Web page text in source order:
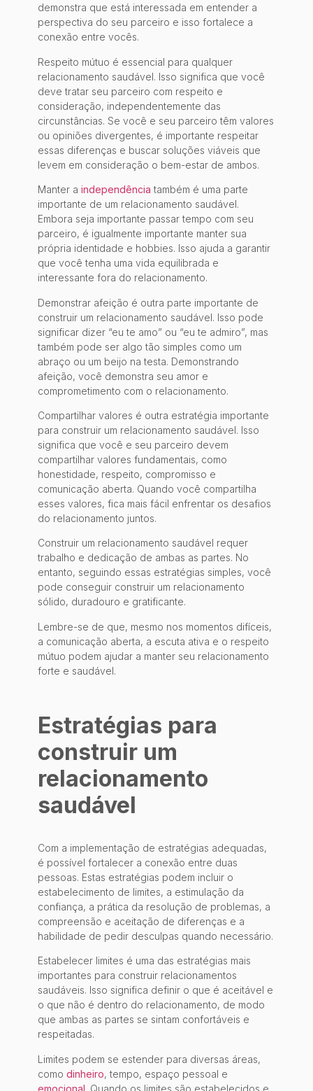
demonstra que está interessada em entender a
perspectiva do seu parceiro e isso fortalece a
conexão entre vocês.
Respeito mútuo é essencial para qualquer
relacionamento saudável. Isso significa que você
deve tratar seu parceiro com respeito e
consideração, independentemente das
circunstâncias. Se você e seu parceiro têm valores
ou opiniões divergentes, é importante respeitar
essas diferenças e buscar soluções viáveis que
levem em consideração o bem-estar de ambos.
Manter a independência também é uma parte
importante de um relacionamento saudável.
Embora seja importante passar tempo com seu
parceiro, é igualmente importante manter sua
própria identidade e hobbies. Isso ajuda a garantir
que você tenha uma vida equilibrada e
interessante fora do relacionamento.
Demonstrar afeição é outra parte importante de
construir um relacionamento saudável. Isso pode
significar dizer “eu te amo” ou “eu te admiro”, mas
também pode ser algo tão simples como um
abraço ou um beijo na testa. Demonstrando
afeição, você demonstra seu amor e
comprometimento com o relacionamento.
Compartilhar valores é outra estratégia importante
para construir um relacionamento saudável. Isso
significa que você e seu parceiro devem
compartilhar valores fundamentais, como
honestidade, respeito, compromisso e
comunicação aberta. Quando você compartilha
esses valores, fica mais fácil enfrentar os desafios
do relacionamento juntos.
Construir um relacionamento saudável requer
trabalho e dedicação de ambas as partes. No
entanto, seguindo essas estratégias simples, você
pode conseguir construir um relacionamento
sólido, duradouro e gratificante.
Lembre-se de que, mesmo nos momentos difíceis,
a comunicação aberta, a escuta ativa e o respeito
mútuo podem ajudar a manter seu relacionamento
forte e saudável.
Estratégias para
construir um
relacionamento
saudável
Com a implementação de estratégias adequadas,
é possível fortalecer a conexão entre duas
pessoas. Estas estratégias podem incluir o
estabelecimento de limites, a estimulação da
confiança, a prática da resolução de problemas, a
compreensão e aceitação de diferenças e a
habilidade de pedir desculpas quando necessário.
Estabelecer limites é uma das estratégias mais
importantes para construir relacionamentos
saudáveis. Isso significa definir o que é aceitável e
o que não é dentro do relacionamento, de modo
que ambas as partes se sintam confortáveis e
respeitadas.
Limites podem se estender para diversas áreas,
como dinheiro, tempo, espaço pessoal e
emocional . Quando os limites são estabelecidos e